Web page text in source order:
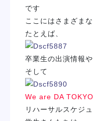
です
ここにはさまざま
たとえば、
卒業生の出演情報や
そして
We are DA TOKYO
リハーサルスケジ
学科・専攻
教育システム
就職・デビュー
入学案内